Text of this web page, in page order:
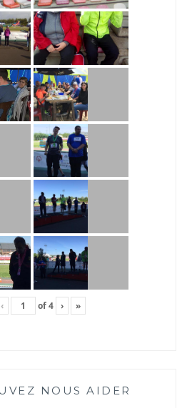
‹ of4 › »
NOUS AIDER